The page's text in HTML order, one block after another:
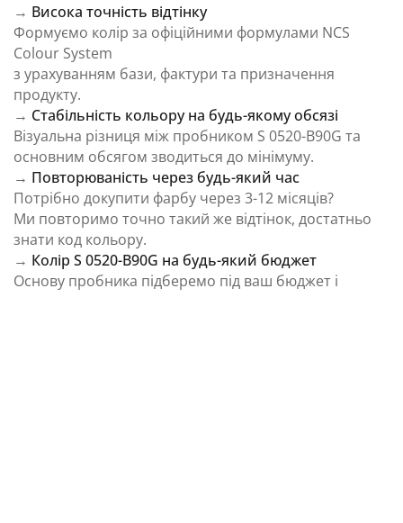
→ Висока точність відтінку
Формуємо колір за офіційними формулами NCS
Colour System
з урахуванням бази, фактури та призначення
продукту.
→ Стабільність кольору на будь-якому обсязі
Візуальна різниця між пробником S 0520-B90G та
основним обсягом зводиться до мінімуму.
→ Повторюваність через будь-який час
Потрібно докупити фарбу через 3-12 місяців?
Ми повторимо точно такий же відтінок, достатньо
знати код кольору.
→ Колір S 0520-B90G на будь-який бюджет
Основу пробника підберемо під ваш бюджет і